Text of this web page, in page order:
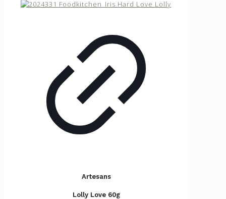
Artesans
Lolly Love 60g